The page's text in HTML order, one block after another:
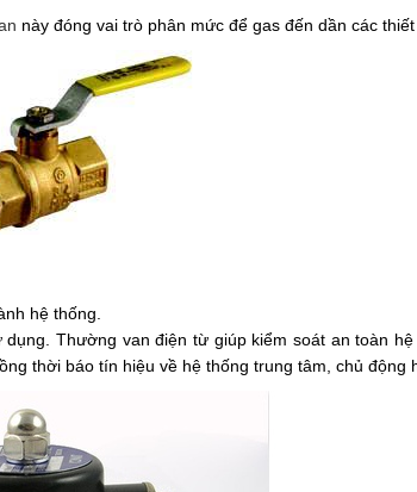
này đóng vai trò phân mức để gas đến dần các
hệ thống.
Thường van điện từ giúp kiểm soát an toàn
thời báo tín hiệu về hệ thống trung tâm, chủ động